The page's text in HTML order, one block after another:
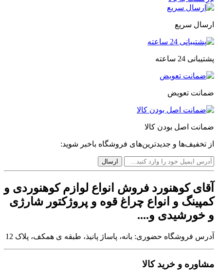
ارسال سریع
پشتیبانی 24 ساعته
ضمانت تعویض
ضمانت اصل بودن کالا
از تخفیف‌ها و جدیدترین‌های فروشگاه باخبر شوید:
آقای کوهنورد فروش انواع لوازم کوهنوردی و
کمپینگ و انواع چراغ قوه و پروژکتور شارژی
و خورشیدی و....
آدرس فروشگاه حضوری: بانه، پاساژ پانیذ، طبقه ی همکف، پلاک 12
مشاوره و خرید کالا